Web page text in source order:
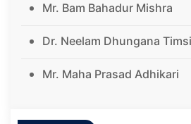
Mr. Bam Bahadur Mishra
Dr. Neelam Dhungana
Mr. Maha Prasad Adhikari